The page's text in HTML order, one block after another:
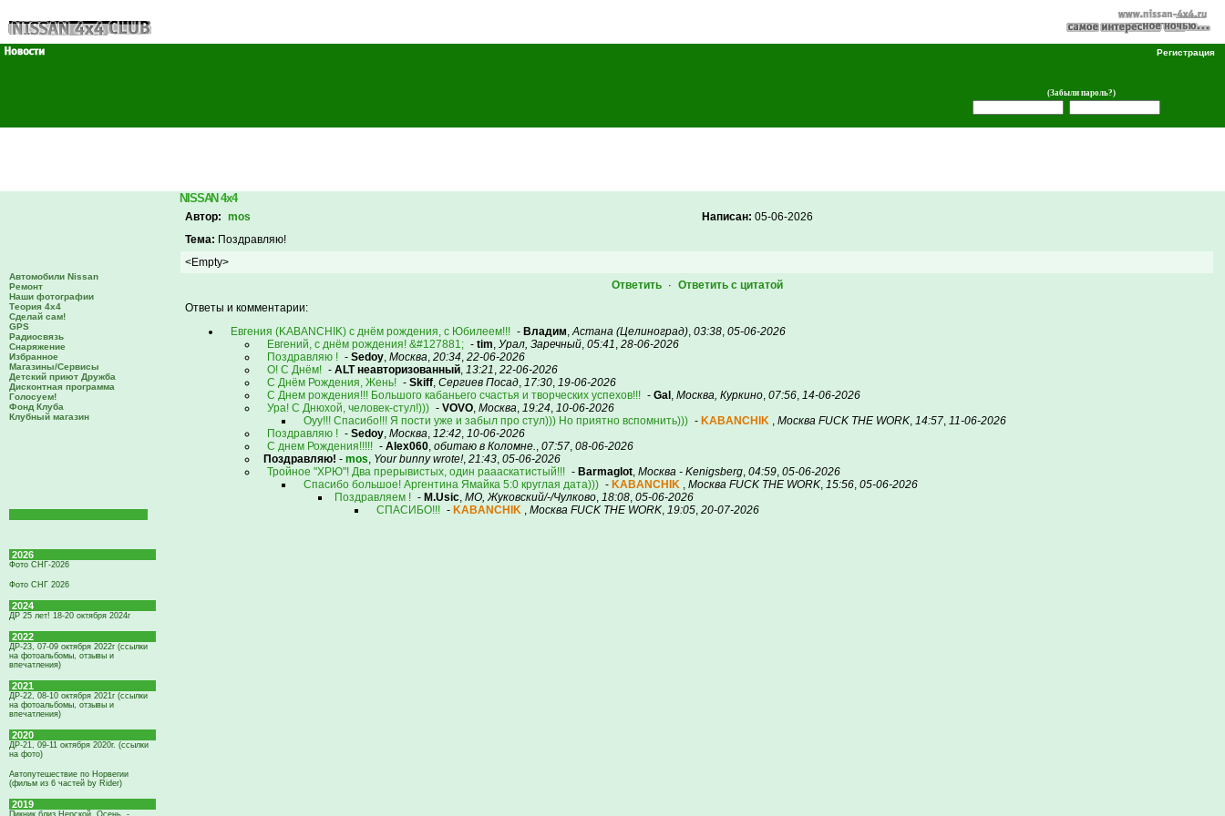
Регистрация
(Забыли пароль?)
Автомобили Nissan
Ремонт
Наши фотографии
Теория 4х4
Сделай сам!
GPS
Радиосвязь
Снаряжение
Избранное
Магазины/Сервисы
Детский приют Дружба
Дисконтная программа
Голосуем!
Фонд Клуба
Клубный магазин
2026
Фото СНГ-2026
Фото СНГ 2026
2024
ДР 25 лет! 18-20 октября 2024г
2022
ДР-23, 07-09 октября 2022г (ссылки
на фотоальбомы, отзывы и
впечатления)
2021
ДР-22, 08-10 октября 2021г (ссылки
на фотоальбомы, отзывы и
впечатления)
2020
ДР-21, 09-11 октября 2020г. (ссылки
на фото)
Автопутешествие по Норвегии
(фильм из 6 частей by Rider)
2019
Пикник близ Нерской. Осень. -
NISSAN 4x4
Автор: mos Написан: 05-06-2026
Тема: Поздравляю!
<Empty>
Ответить
·
Ответить с цитатой
Ответы и комментарии:
Евгения (KABANCHIK) с днём рождения, с Юбилеем!!! - Владим,Астана (Целиноград), 03:38, 05-06-2026
Евгений, с днём рождения! &#127881; - tim, Урал, Заречный, 05:41, 28-06-2026
Поздравляю ! - Sedoy, Москва, 20:34, 22-06-2026
О! С Днём! - ALT неавторизованный, 13:21, 22-06-2026
С Днём Рождения, Жень! - Skiff, Сергиев Посад, 17:30, 19-06-2026
С Днем рождения!!! Большого кабаньего счастья и творческих успехов!!! - Gal , Москва, Куркино, 07:56, 14-06-2026
Ура! С Днюхой, человек-стул!))) - VOVO, Москва, 19:24, 10-06-2026
Оуу!!! Спасибо!!! Я пости уже и забыл про стул))) Но приятно вспомнить))) - KABANCHIK , Москва FUCK THE WORK, 14:57, 11-06-2026
Поздравляю ! - Sedoy, Москва, 12:42, 10-06-2026
С днем Рождения!!!!! - Alex060, обитаю в Коломне., 07:57, 08-06-2026
Поздравляю! - mos, Your bunny wrote!, 21:43, 05-06-2026
Тройное "ХРЮ"! Два прерывистых, один раааскатистый!!! - Barmaglot, Москва - Kenigsberg, 04:59, 05-06-2026
Спасибо большое! Аргентина Ямайка 5:0 круглая дата))) - KABANCHIK , Москва FUCK THE WORK, 15:56, 05-06-2026
Поздравляем ! - M.Usic, МО, Жуковский/-/Чулково, 18:08, 05-06-2026
СПАСИБО!!! - KABANCHIK , Москва FUCK THE WORK, 19:05, 20-07-2026